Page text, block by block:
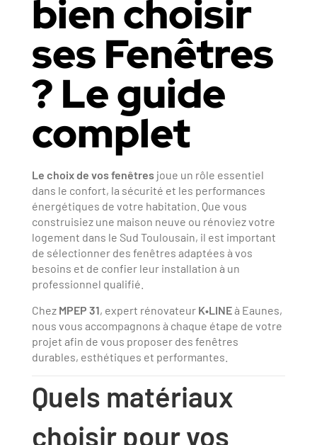
bien choisir
ses Fenêtres
? Le guide
complet
Le choix de vos fenêtresjoue un rôle essentiel
dans le confort, la sécurité et les performances
énergétiques de votre habitation. Que vous
construisiez une maison neuve ou rénoviez votre
logement dans le Sud Toulousain, il est important
de sélectionner des fenêtres adaptées à vos
besoins et de confier leur installation à un
professionnel qualifié.
Chez MPEP 31, expert rénovateur K•LINEà Eaunes,
nous vous accompagnons à chaque étape de votre
projet afin de vous proposer des fenêtres
durables, esthétiques et performantes.
Quels matériaux
choisir pour vos